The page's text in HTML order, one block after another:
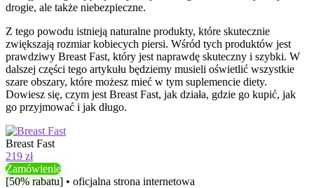
drogie, ale także niebezpieczne.
Z tego powodu istnieją naturalne produkty, które skutecznie
zwiększają rozmiar kobiecych piersi. Wśród tych produktów jest
prawdziwy Breast Fast, który jest naprawdę skuteczny i szybki. W
dalszej części tego artykułu będziemy musieli oświetlić wszystkie
szare obszary, które możesz mieć w tym suplemencie diety.
Dowiesz się, czym jest Breast Fast, jak działa, gdzie go kupić, jak
go przyjmować i jak długo.
Breast Fast
219 zł
Zamówienie
[50% rabatu] • oficjalna strona internetowa